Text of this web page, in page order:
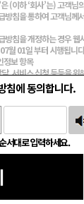
(이하 ‘회사’는) 고객
방침을 통하여 고객님께
방침을 개정하는 경우
월 01일 부터 시행됩니
정보 항목
, 서비스 신청 등등을
, 로그인ID , 비밀번호 ,
스 이용기록 , 접속 로그 ,
그인,상담게시판,예약)
및 이용목적
보를 다음의 목적을 위해
침에 동의합니다.
서대로 입력하세요.